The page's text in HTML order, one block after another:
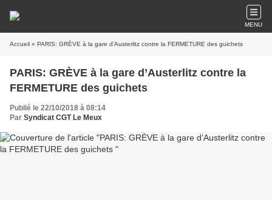
MENU
Accueil » PARIS: GRÈVE à la gare d’Austerlitz contre la FERMETURE des guichets
PARIS: GRÈVE à la gare d’Austerlitz contre la
FERMETURE des guichets
Publié le 22/10/2018 à 08:14
Par Syndicat CGT Le Meux